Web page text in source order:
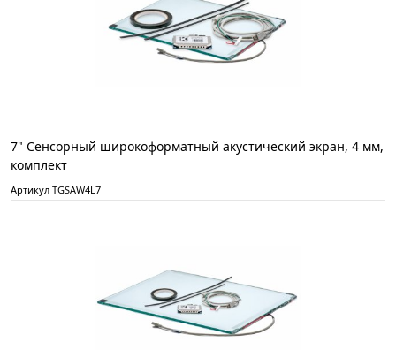
7" Сенсорный широкоформатный акустический экран, 4 мм,
комплект
Артикул TGSAW4L7